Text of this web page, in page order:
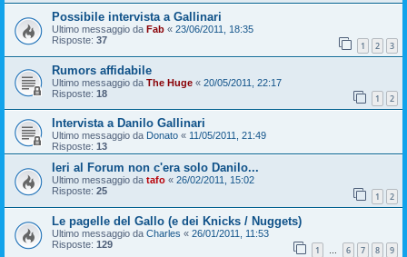
Possibile intervista a Gallinari
Ultimo messaggio da Fab « 23/06/2011, 18:35
Risposte: 37 1 2 3
Rumors affidabile
Ultimo messaggio da The Huge « 20/05/2011, 22:17
Risposte: 18 1 2
Intervista a Danilo Gallinari
Ultimo messaggio da Donato « 11/05/2011, 21:49
Risposte: 13
Ieri al Forum non c'era solo Danilo...
Ultimo messaggio da tafo « 26/02/2011, 15:02
Risposte: 25 1 2
Le pagelle del Gallo (e dei Knicks / Nuggets)
Ultimo messaggio da Charles « 26/01/2011, 11:53
Risposte: 129 1 … 6 7 8 9